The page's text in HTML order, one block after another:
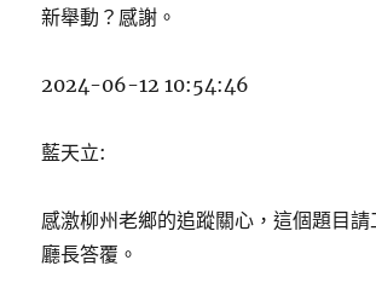
新舉動？感謝。
2024-06-12 10:54:46
藍天立:
感激柳州老鄉的追蹤關心，這個題目請
廳長答覆。